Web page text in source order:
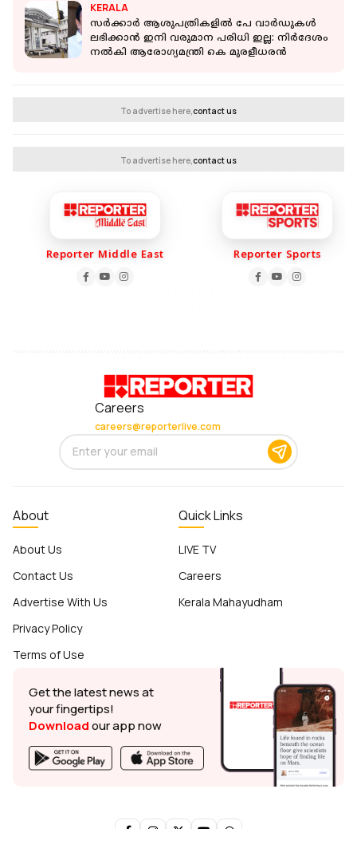
KERALA
സർക്കാർ ആശുപത്രികളിൽ പേ വാർഡുകൾ
ലഭിക്കാൻ ഇനി വരുമാന പരിധി ഇല്ല: നിർദേശം
നൽകി ആരോഗ്യമന്ത്രി കെ മുരളീധരൻ
To advertise here,contact us
To advertise here,contact us
Reporter Middle East Reporter Sports
Careers
careers@reporterlive.com
About
About Us
Contact Us
Advertise With Us
Privacy Policy
Terms of Use
Quick Links
LIVE TV
Careers
Kerala Mahayudham
Get the latest news at
your fingertips!
Downloadour app now